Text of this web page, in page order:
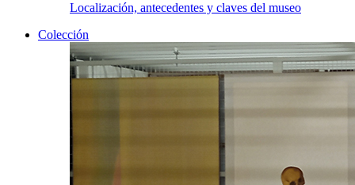
Localización, antecedentes y claves del museo
Colección